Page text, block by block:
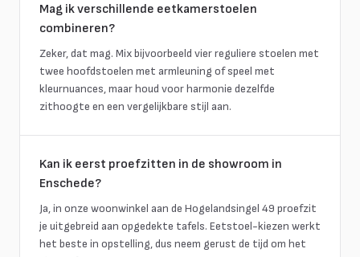
Mag ik verschillende eetkamerstoelen
combineren?
Zeker, dat mag. Mix bijvoorbeeld vier reguliere stoelen met
twee hoofdstoelen met armleuning of speel met
kleurnuances, maar houd voor harmonie dezelfde
zithoogte en een vergelijkbare stijl aan.
Kan ik eerst proefzitten in de showroom in
Enschede?
Ja, in onze woonwinkel aan de Hogelandsingel 49 proefzit
je uitgebreid aan opgedekte tafels. Eetstoel-kiezen werkt
het beste in opstelling, dus neem gerust de tijd om het